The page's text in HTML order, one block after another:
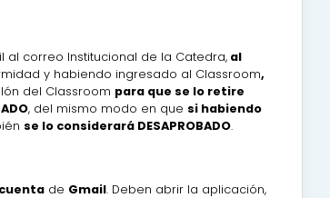
correo Institucional de la Catedra, al
y habiendo ingresado al Classroom,
del Classroom para que se lo retire
, del mismo modo en que si habiendo
se lo considerará DESAPROBADO.
cuenta de Gmail. Deben abrir la aplicación,